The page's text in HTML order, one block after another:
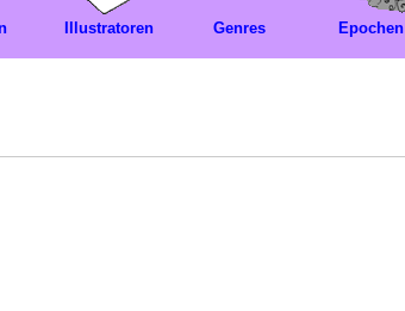
Illustratoren Genres Epochen